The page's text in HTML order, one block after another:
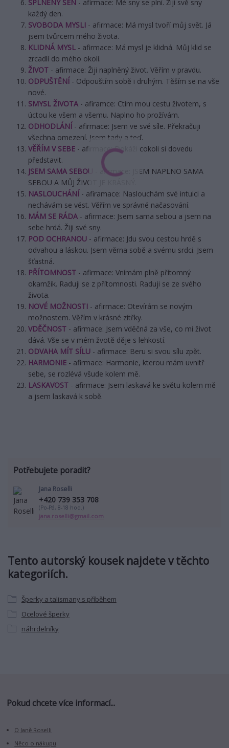
SPLNĚNÝ SEN - afirmace: Mé sny se plní. Žiji svě sny
každý den.
SVOBODA MYSLI - afirmace: Má mysl tvoří můj svět. Já
jsem tvůrcem mého života.
KLIDNÁ MYSL - afirmace: Má mysl je klidná. Můj klid se
zrcadlí do mého okolí.
ŽIVOT - afirmace: Žiji naplněný život. Věřím v pravdu.
ODPUŠTĚNÍ - Odpouštím sobě i druhým. Těším se na vše
nové.
SMYSL ŽIVOTA - afiramce: Ctím mou cestu životem, s
úctou ke všem a všemu. Naplno ho prožívám.
ODHODLÁNÍ - afirmace: Jsem ve své síle. Překračuji
všechna omezení. Jsem tady a teď.
VĚŘÍM V SEBE - afirmace: Dokáži cokoli si dovedu
představit.
JSEM SAMA SEBOU
- afirmace: JSEM NAPLNO SAMA
SEBOU A MŮJ ŽIVOT JE KRÁSNÝ.
NASLOUCHÁNÍ - afiramace: Naslouchám své intuici a
nechávám se vést. Věřím ve správné načasování.
MÁM SE RÁDA - afirmace: Jsem sama sebou a jsem na
sebe hrdá. Žiji své sny.
POD OCHRANOU - afirmace: Jdu svou cestou hrdě s
odvahou a láskou. Jsem věrna sobě a svému srdci. Jsem
šťastná.
PŘÍTOMNOST - afirmace: Vnímám plně přítomný
okamžik. Raduji se z přítomnosti. Raduji se ze svého
života.
NOVÉ MOŽNOSTI - afirmace: Otevírám se novým
možnostem. Věřím v krásné zítřky.
VDĚČNOST - afirmace: Jsem vděčná za vše, co mi život
dává. Vše se v mém žvotě děje s lehkostí.
ODVAHA MÍT SÍLU - afirmace: Beru si svou sílu zpět.
HARMONIE - afirmace: Harmonie, kterou mám uvnitř
sebe, se rozlévá všude kolem mě.
LASKAVOST - afirmace: Jsem laskavá ke světu kolem mě
a jsem laskavá k sobě.
Tento autorský kousek najdete v těchto
kategoriích.
Šperky a talismany s příběhem
Ocelové šperky
náhrdelníky
Potřebujete poradit?
Jana Roselli
+420 739 353 708
(Po-Pá, 8-18 hod.)
jana.roselli@gmail.com
Pokud chcete více informací...
O Janě Roselli
Něco o nákupu